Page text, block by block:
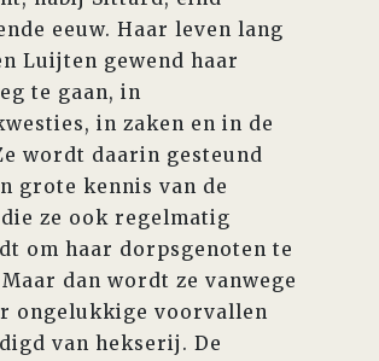
eeuw. Haar leven lang
Luijten gewend haar
te gaan, in
in zaken en in de
wordt daarin gesteund
grote kennis van de
ze ook regelmatig
om haar dorpsgenoten te
dan wordt ze vanwege
ongelukkige voorvallen
van hekserij. De